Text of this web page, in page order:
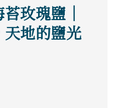
玫瑰鹽｜
地的鹽光